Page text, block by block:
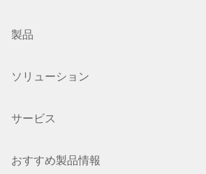
製品
ソリューション
サービス
おすすめ製品情報